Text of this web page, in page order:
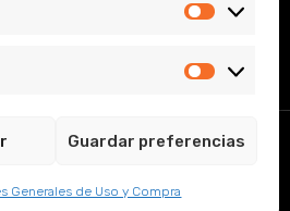
Guardar preferencias
Generales de Uso y Compra